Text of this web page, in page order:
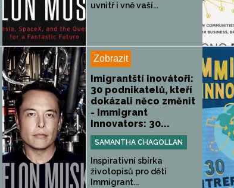
uvnitř i vně vaší...
Zobrazit
Imigrantští inovátoři:
30 podnikatelů, kteří
dokázali něco změnit
- Immigrant
Innovators: 30...
SAMANTHA CHAGOLLAN
Inspirativní sbírka
životopisů pro děti
Immigrant...